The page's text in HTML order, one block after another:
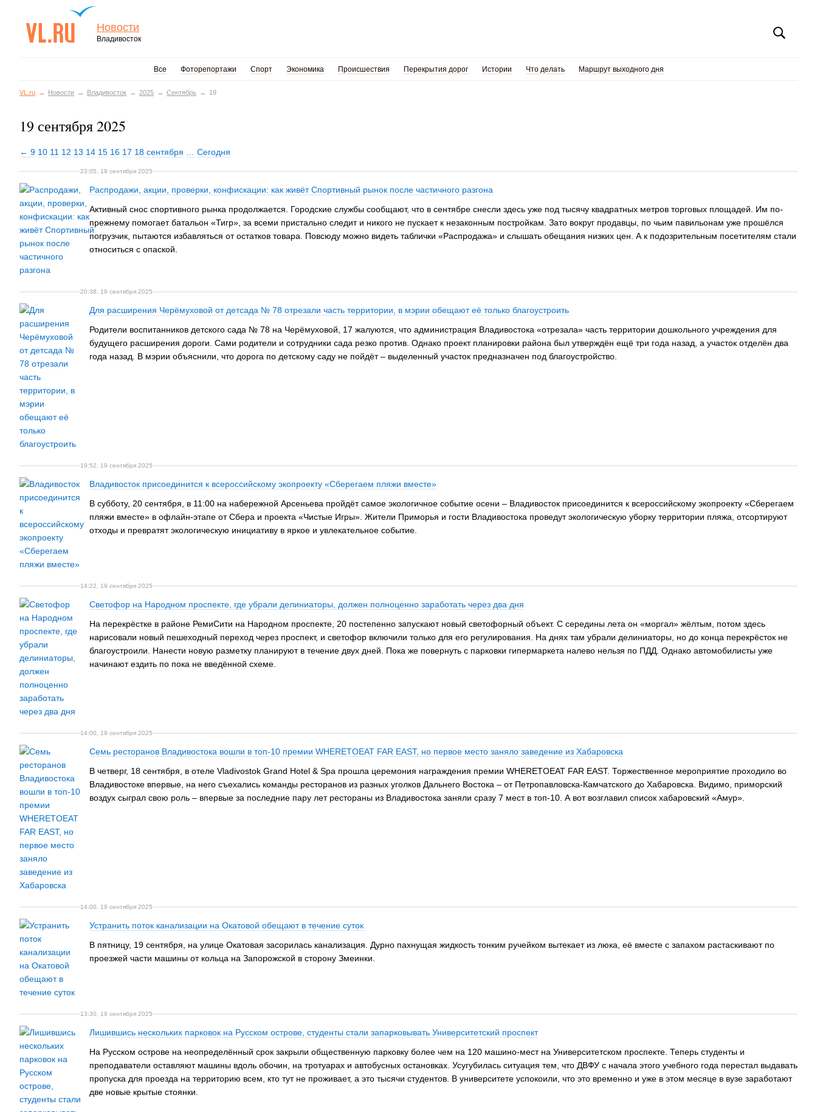
Новости
Владивосток
Все Фоторепортажи Спорт Экономика Происшествия Перекрытия дорог Истории Что делать Маршрут выходного дня
VL.ru Новости Владивосток 2025 Сентябрь 19
19 сентября 2025
← 9 10 11 12 13 14 15 16 17 18 сентября Сегодня
23:05, 19 сентября 2025
Распродажи, акции, проверки, конфискации: как живёт Спортивный рынок после частичного разгона
Активный снос спортивного рынка продолжается. Городские службы сообщают, что в сентябре снесли здесь уже под тысячу квадратных метров торговых площадей. Им по-
прежнему помогает батальон «Тигр», за всеми пристально следит и никого не пускает к незаконным постройкам. Зато вокруг продавцы, по чьим павильонам уже прошёлся
погрузчик, пытаются избавляться от остатков товара. Повсюду можно видеть таблички «Распродажа» и слышать обещания низких цен. А к подозрительным посетителям стали
относиться с опаской.
20:38, 19 сентября 2025
Для расширения Черёмуховой от детсада № 78 отрезали часть территории, в мэрии обещают её только благоустроить
Родители воспитанников детского сада № 78 на Черёмуховой, 17 жалуются, что администрация Владивостока «отрезала» часть территории дошкольного учреждения для
будущего расширения дороги. Сами родители и сотрудники сада резко против. Однако проект планировки района был утверждён ещё три года назад, а участок отделён два
года назад. В мэрии объяснили, что дорога по детскому саду не пойдёт – выделенный участок предназначен под благоустройство.
19:52, 19 сентября 2025
Владивосток присоединится к всероссийскому экопроекту «Сберегаем пляжи вместе»
В субботу, 20 сентября, в 11:00 на набережной Арсеньева пройдёт самое экологичное событие осени – Владивосток присоединится к всероссийскому экопроекту «Сберегаем
пляжи вместе» в офлайн-этапе от Сбера и проекта «Чистые Игры». Жители Приморья и гости Владивостока проведут экологическую уборку территории пляжа, отсортируют
отходы и превратят экологическую инициативу в яркое и увлекательное событие.
14:22, 19 сентября 2025
Светофор на Народном проспекте, где убрали делиниаторы, должен полноценно заработать через два дня
На перекрёстке в районе РемиСити на Народном проспекте, 20 постепенно запускают новый светофорный объект. С середины лета он «моргал» жёлтым, потом здесь
нарисовали новый пешеходный переход через проспект, и светофор включили только для его регулирования. На днях там убрали делиниаторы, но до конца перекрёсток не
благоустроили. Нанести новую разметку планируют в течение двух дней. Пока же повернуть с парковки гипермаркета налево нельзя по ПДД. Однако автомобилисты уже
начинают ездить по пока не введённой схеме.
14:00, 19 сентября 2025
Семь ресторанов Владивостока вошли в топ-10 премии WHERETOEAT FAR EAST, но первое место заняло заведение из Хабаровска
В четверг, 18 сентября, в отеле Vladivostok Grand Hotel & Spa прошла церемония награждения премии WHERETOEAT FAR EAST. Торжественное мероприятие проходило во
Владивостоке впервые, на него съехались команды ресторанов из разных уголков Дальнего Востока – от Петропавловска-Камчатского до Хабаровска. Видимо, приморский
воздух сыграл свою роль – впервые за последние пару лет рестораны из Владивостока заняли сразу 7 мест в топ-10. А вот возглавил список хабаровский «Амур».
14:00, 19 сентября 2025
Устранить поток канализации на Окатовой обещают в течение суток
В пятницу, 19 сентября, на улице Окатовая засорилась канализация. Дурно пахнущая жидкость тонким ручейком вытекает из люка, её вместе с запахом растаскивают по
проезжей части машины от кольца на Запорожской в сторону Змеинки.
13:30, 19 сентября 2025
Лишившись нескольких парковок на Русском острове, студенты стали запарковывать Университетский проспект
На Русском острове на неопределённый срок закрыли общественную парковку более чем на 120 машино-мест на Университетском проспекте. Теперь студенты и
преподаватели оставляют машины вдоль обочин, на тротуарах и автобусных остановках. Усугубилась ситуация тем, что ДВФУ с начала этого учебного года перестал выдавать
пропуска для проезда на территорию всем, кто тут не проживает, а это тысячи студентов. В университете успокоили, что это временно и уже в этом месяце в вузе заработают
две новые крытые стоянки.